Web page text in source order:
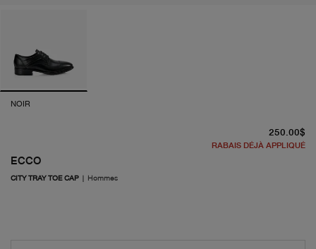
NOIR
ECCO
CITY TRAY TOE CAP | Hommes
250.00$
RABAIS DÉJÀ APPLIQUÉ